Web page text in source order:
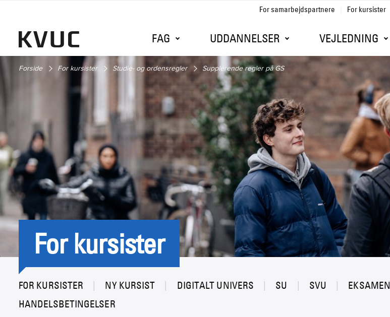
For samarbejdspartnere For kursister
FAG UDDANNELSER VEJLEDNING
Forside For kursister Studie- og ordensregler Supplerende regler på GS
For kursister
FOR KURSISTER NY KURSIST DIGITALT UNIVERS SU SVU EKSAMEN
HANDELSBETINGELSER